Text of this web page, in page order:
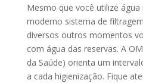
Mesmo que você utilize
moderno sistema de
diversos outros momentos
com água das reservas. A
da Saúde) orienta um
a cada higienização. Fique